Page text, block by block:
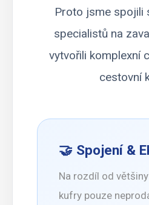
Proto jsme spojili
specialistů na
vytvořili komplexní
cestovní
🤝 Spojení &
Na rozdíl od
kufry pouze